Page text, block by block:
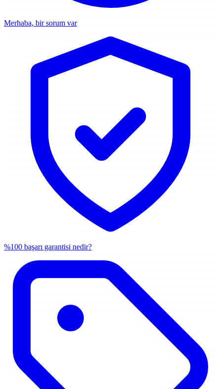
Merhaba, bir sorum var
%100 başarı garantisi nedir?